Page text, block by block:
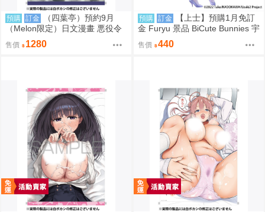
預購 訂金
（四葉亭）預約9月
（Melon限定）日文漫畫 悪役令
嬢に転生できなかったので悪女
をこらしめます 特典：B2掛軸
售價 1280
預購 訂金
【上士】預購1月免訂
金 Furyu 景品 BiCute Bunnies 宇
崎學妹想要玩 宇崎月 金屬紫Ver
售價 440